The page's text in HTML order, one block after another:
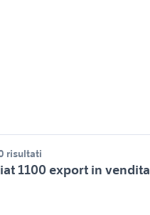
risultati
1100 export in vendita